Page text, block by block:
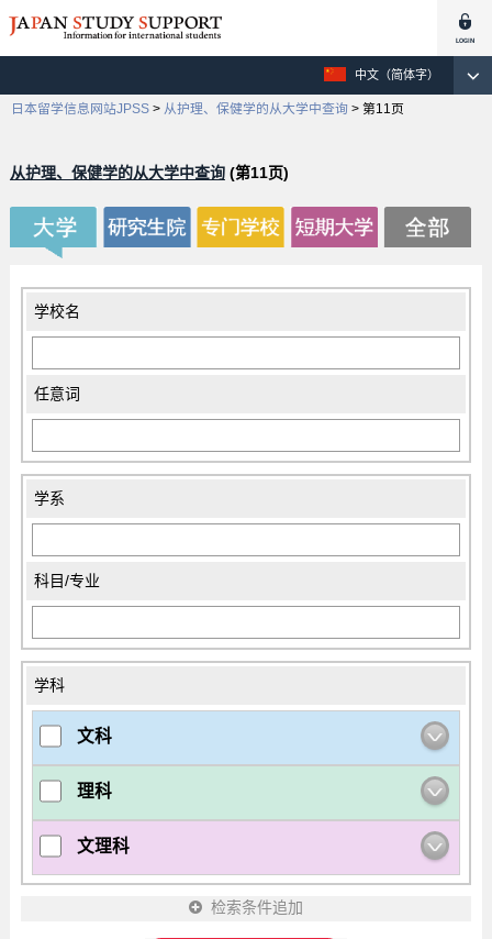
中文（简体字）
日本留学信息网站JPSS > 从护理、保健学的从大学中查询 > 第11页
从护理、保健学的从大学中查询(第11页)
学校名
任意词
学系
科目/专业
学科
文科
理科
文理科
检索条件追加